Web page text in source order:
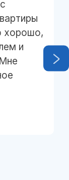
що
нам
дачу.
всім